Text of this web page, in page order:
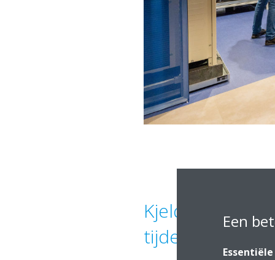
Kjeld trakteert
tijdens Daikin
Een